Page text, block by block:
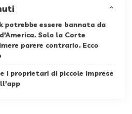
potrebbe essere bannata da
Solo la Corte
parere contrario. Ecco
i proprietari di piccole imprese